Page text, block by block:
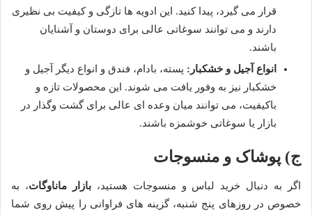
قرار می گیرد، پیدا کنید. این ادویه ها تازگی و کیفیت بی نظیری
دارند و می توانند سوغاتی عالی برای دوستان و آشنایان
باشند.
انواع آجیل و خشکبار: پسته، بادام، فندق و انواع دیگر آجیل و
خشکبار نیز به وفور یافت می شوند. این محصولات تازه و
باکیفیت، می توانند میان وعده ای عالی برای گشت وگذار در
بازار یا سوغاتی خوشمزه باشند.
ج) پوشاک و منسوجات
اگر به دنبال خرید لباس و منسوجات هستید،بازار ماناوگات، به
خصوص در روزهای پنج شنبه، گزینه های فراوانی را پیش روی شما